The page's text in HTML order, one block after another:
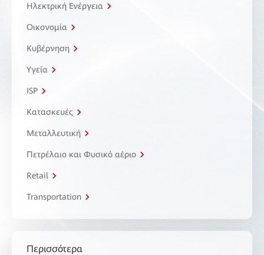
Ηλεκτρική Ενέργεια
Οικονομία
Κυβέρνηση
Υγεία
ISP
Κατασκευές
Μεταλλευτική
Πετρέλαιο και Φυσικό αέριο
Retail
Transportation
Περισσότερα